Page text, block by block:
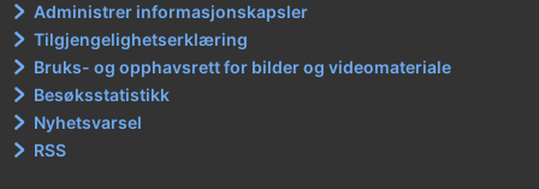
Administrer informasjonskapsler
Tilgjengelighetserklæring
Bruks- og opphavsrett for bilder og videomateriale
Besøksstatistikk
Nyhetsvarsel
RSS